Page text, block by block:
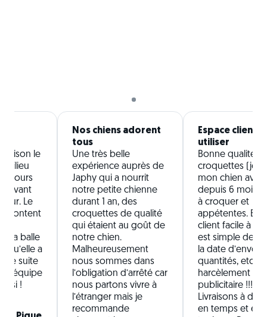
le
milieu
avant
Le
content
sa balle
qu’elle a
de suite
l’équipe
!
Nos chiens adorent
tous
Une très belle
expérience auprès de
Japhy qui a nourrit
notre petite chienne
durant 1 an, des
croquettes de qualité
qui étaient au goût de
notre chien.
Malheureusement
nous sommes dans
l’obligation d’arrêté car
nous partons vivre à
l’étranger mais je
recommande
Espace client
utiliser
Bonne qualité
croquettes (je
mon chien avec
depuis 6 mois),
à croquer et
appétentes.
client facile à
est simple de
la date d’envoi,
quantités, etc.
harcèlement
publicitaire !!!
Livraisons à
en temps et en